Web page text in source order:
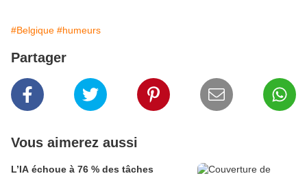
#Belgique #humeurs
Partager
Vous aimerez aussi
L’IA échoue à 76 % des tâches